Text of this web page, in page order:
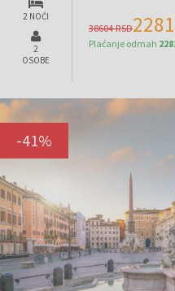
2 NOĆI
2
OSOBE
38604 RSD
Plaćanje odmah
-41%